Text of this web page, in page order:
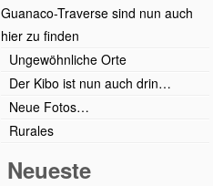
Guanaco-Traverse sind nun auch
hier zu finden
Ungewöhnliche Orte
Der Kibo ist nun auch drin…
Neue Fotos…
Rurales
Neueste